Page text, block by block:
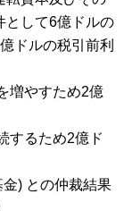
として6億ドルの
ドルの税引前利
増やすため2億
するため2億ド
) との仲裁結果